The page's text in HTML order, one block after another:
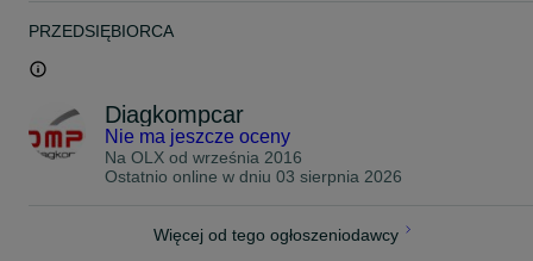
PRZEDSIĘBIORCA
Diagkompcar
Nie ma jeszcze oceny
Na OLX od września 2016
Ostatnio online w dniu 03 sierpnia 2026
Więcej od tego ogłoszeniodawcy